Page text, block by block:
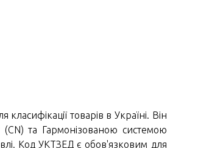
товарів в Україні. Він
та Гармонізованою системою
Код УКТЗЕД є обов'язковим для